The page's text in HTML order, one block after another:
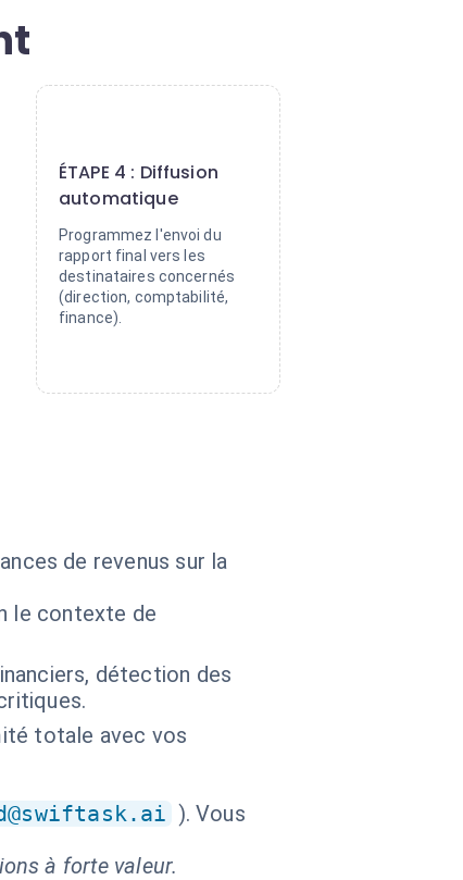
ÉTAPE 4 : Diffusion
automatique
Programmez l'envoi du
rapport final vers les
destinataires concernés
(direction, comptabilité,
finance).
de revenus sur la
le contexte de
détection des
totale avec vos
). Vous
à forte valeur.